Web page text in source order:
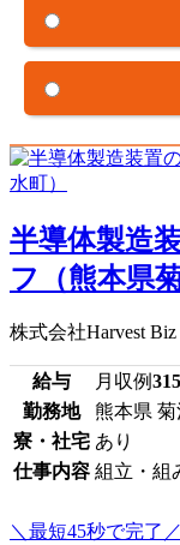
半導体製造
フ（熊本県
株式会社Harvest
給与 月収例
勤務地
熊本県
寮・社宅 あり
仕事内容 組立・組
＼最短45秒で完了／